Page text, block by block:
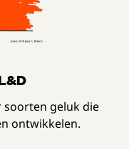
soorten geluk die
ontwikkelen.